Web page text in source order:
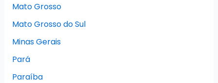
Mato Grosso
Mato Grosso do Sul
Minas Gerais
Pará
Paraíba